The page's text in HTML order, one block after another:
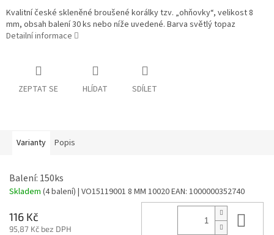
Kvalitní české skleněné broušené korálky tzv. „ohňovky“, velikost 8
mm, obsah balení 30 ks nebo níže uvedené. Barva světlý topaz
Detailní informace
ZEPTAT SE HLÍDAT SDÍLET
Varianty Popis
Balení: 150ks
Skladem (4 balení) | VO15119001 8 MM 10020EAN: 1000000352740
116 Kč
95,87 Kč bez DPH